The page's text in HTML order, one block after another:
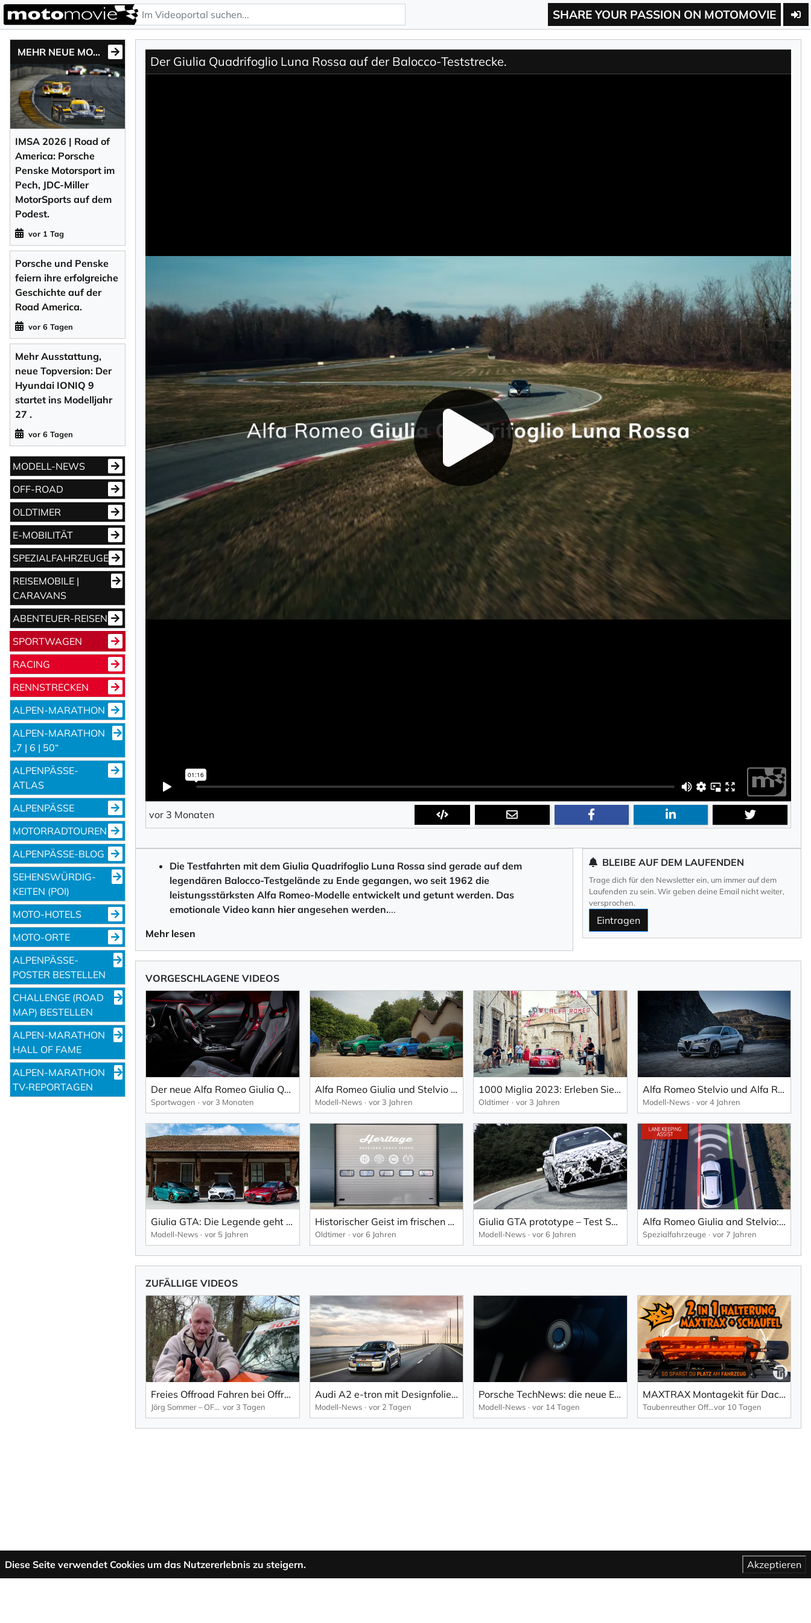
SHARE YOUR PASSION ON MOTOMOVIE
MEHR NEUE MOTONEWS
IMSA 2026 | Road of
America: Porsche
Penske Motorsport im
Pech, JDC-Miller
MotorSports auf dem
Podest.
vor 1 Tag
Porsche und Penske
feiern ihre erfolgreiche
Geschichte auf der
Road America.
vor 6 Tagen
Mehr Ausstattung,
neue Topversion: Der
Hyundai IONIQ 9
startet ins Modelljahr
27 .
vor 6 Tagen
MODELL-NEWS
OFF-ROAD
OLDTIMER
E-MOBILITÄT
SPEZIALFAHRZEUGE
REISEMOBILE |
CARAVANS
ABENTEUER-REISEN
SPORTWAGEN
RACING
RENNSTRECKEN
ALPEN-MARATHON
ALPEN-MARATHON
„7 | 6 | 50“
ALPENPÄSSE-
ATLAS
ALPENPÄSSE
MOTORRADTOUREN
ALPENPÄSSE-BLOG
SEHENS­WÜRDIG­
KEITEN (POI)
MOTO-HOTELS
MOTO-ORTE
ALPENPÄSSE-
POSTER BESTELLEN
CHALLENGE (ROAD
MAP) BESTELLEN
ALPEN-MARATHON
HALL OF FAME
ALPEN-MARATHON
TV‑REPORTAGEN
Der Giulia Quadrifoglio Luna Rossa auf der Balocco-Teststrecke.
vor 3 Monaten
Die Testfahrten mit dem Giulia Quadrifoglio Luna Rossa sind gerade auf dem
legendären Balocco-Testgelände zu Ende gegangen, wo seit 1962 die
leistungsstärksten Alfa Romeo-Modelle entwickelt und getunt werden. Das
emotionale Video kann hierangesehen werden....
Mehr lesen
BLEIBE AUF DEM LAUFENDEN
Trage dich für den Newsletter ein, um immer auf dem
Laufenden zu sein. Wir geben deine Email nicht weiter,
versprochen.
Eintragen
VORGESCHLAGENE VIDEOS
Der neue Alfa Romeo Giulia Quadrifoglio Luna Rossa: die Hochleistungslimousine.
Sportwagen vor 3 Monaten
Alfa Romeo Giulia und Stelvio Quadrifoglio 100°
Modell-News vor 3 Jahren
1000 Miglia 2023: Erleben Sie die schönsten Momente an Bord eines Alfa Romeo.
Oldtimer vor 3 Jahren
Alfa Romeo Stelvio und Alfa Romeo Giulia mit Facelift: neues und doch zeitloses Design.
Modell-News vor 4 Jahren
Giulia GTA: Die Legende geht auf die Straße.
Modell-News vor 5 Jahren
Historischer Geist im frischen Look: FCA Heritage weiht neue Ateliers für Zertifizierung und Restaurierung von Oldtimern ein.
Oldtimer vor 6 Jahren
Giulia GTA prototype – Test Session in Balocco mit den “Alfa Romeo Racing ORLEN” Fahrern
Modell-News vor 6 Jahren
Alfa Romeo Giulia and Stelvio: new asissted driving experience.
Spezialfahrzeuge vor 7 Jahren
ZUFÄLLIGE VIDEOS
Freies Offroad Fahren bei Offroad am Nürburgring
Jörg Sommer – OFFROADWERK vor 3 Tagen
Audi A2 e-tron mit Designfolierung – Trailer
Modell-News vor 2 Tagen
Porsche TechNews: die neue E-Shift-Option.
Modell-News vor 14 Tagen
MAXTRAX Montagekit für Dachgepäckträger, seitlich + Schaufel Halterung
Taubenreuther Offroadvor 10 Tagen
Diese Seite verwendet Cookies um das Nutzererlebnis zu steigern. Akzeptieren